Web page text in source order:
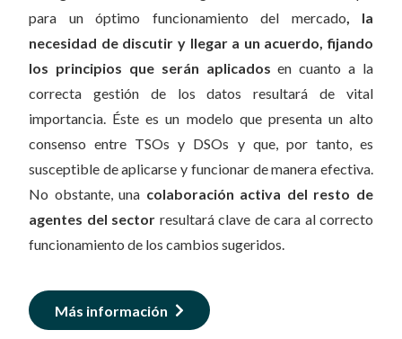
para un óptimo funcionamiento del mercado, la
necesidad de discutir y llegar a un acuerdo, fijando
los principios que serán aplicadosen cuanto a la
correcta gestión de los datos resultará de vital
importancia. Éste es un modelo que presenta un alto
consenso entre TSOs y DSOs y que, por tanto, es
susceptible de aplicarse y funcionar de manera efectiva.
No obstante, una colaboración activa del resto de
agentes del sector resultará clave de cara al correcto
funcionamiento de los cambios sugeridos.
Más información